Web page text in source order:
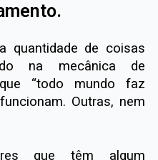
quantidade de coisas
na mecânica de
“todo mundo faz
Outras, nem
que têm algum